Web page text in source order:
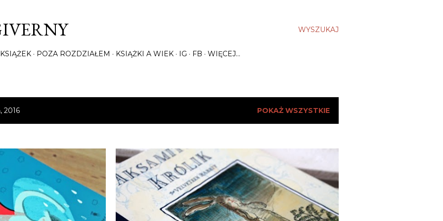
WYSZUKAJ
POZA ROZDZIAŁEM KSIĄŻKI A WIEK IG FB WIĘCEJ…
2016 POKAŻ WSZYSTKIE